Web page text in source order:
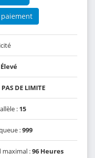
paiement
Élevé
PAS DE LIMITE
: 15
:999
maximal :96 Heures